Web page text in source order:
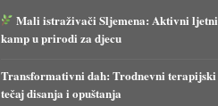
Mali istraživači Sljemena: Aktivni ljetni
kamp u prirodi za djecu
Transformativni dah: Trodnevni terapijski
tečaj disanja i opuštanja